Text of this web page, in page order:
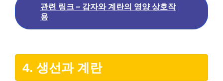
관련 링크 – 감자와 계란의 영양 상호작
용
4. 생선과 계란